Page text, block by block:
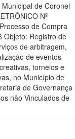
de Coronel
Nº
de Compra
Objeto: Registro de
de arbitragem,
de eventos
torneios e
no Município de
de Governança
não Vinculados de